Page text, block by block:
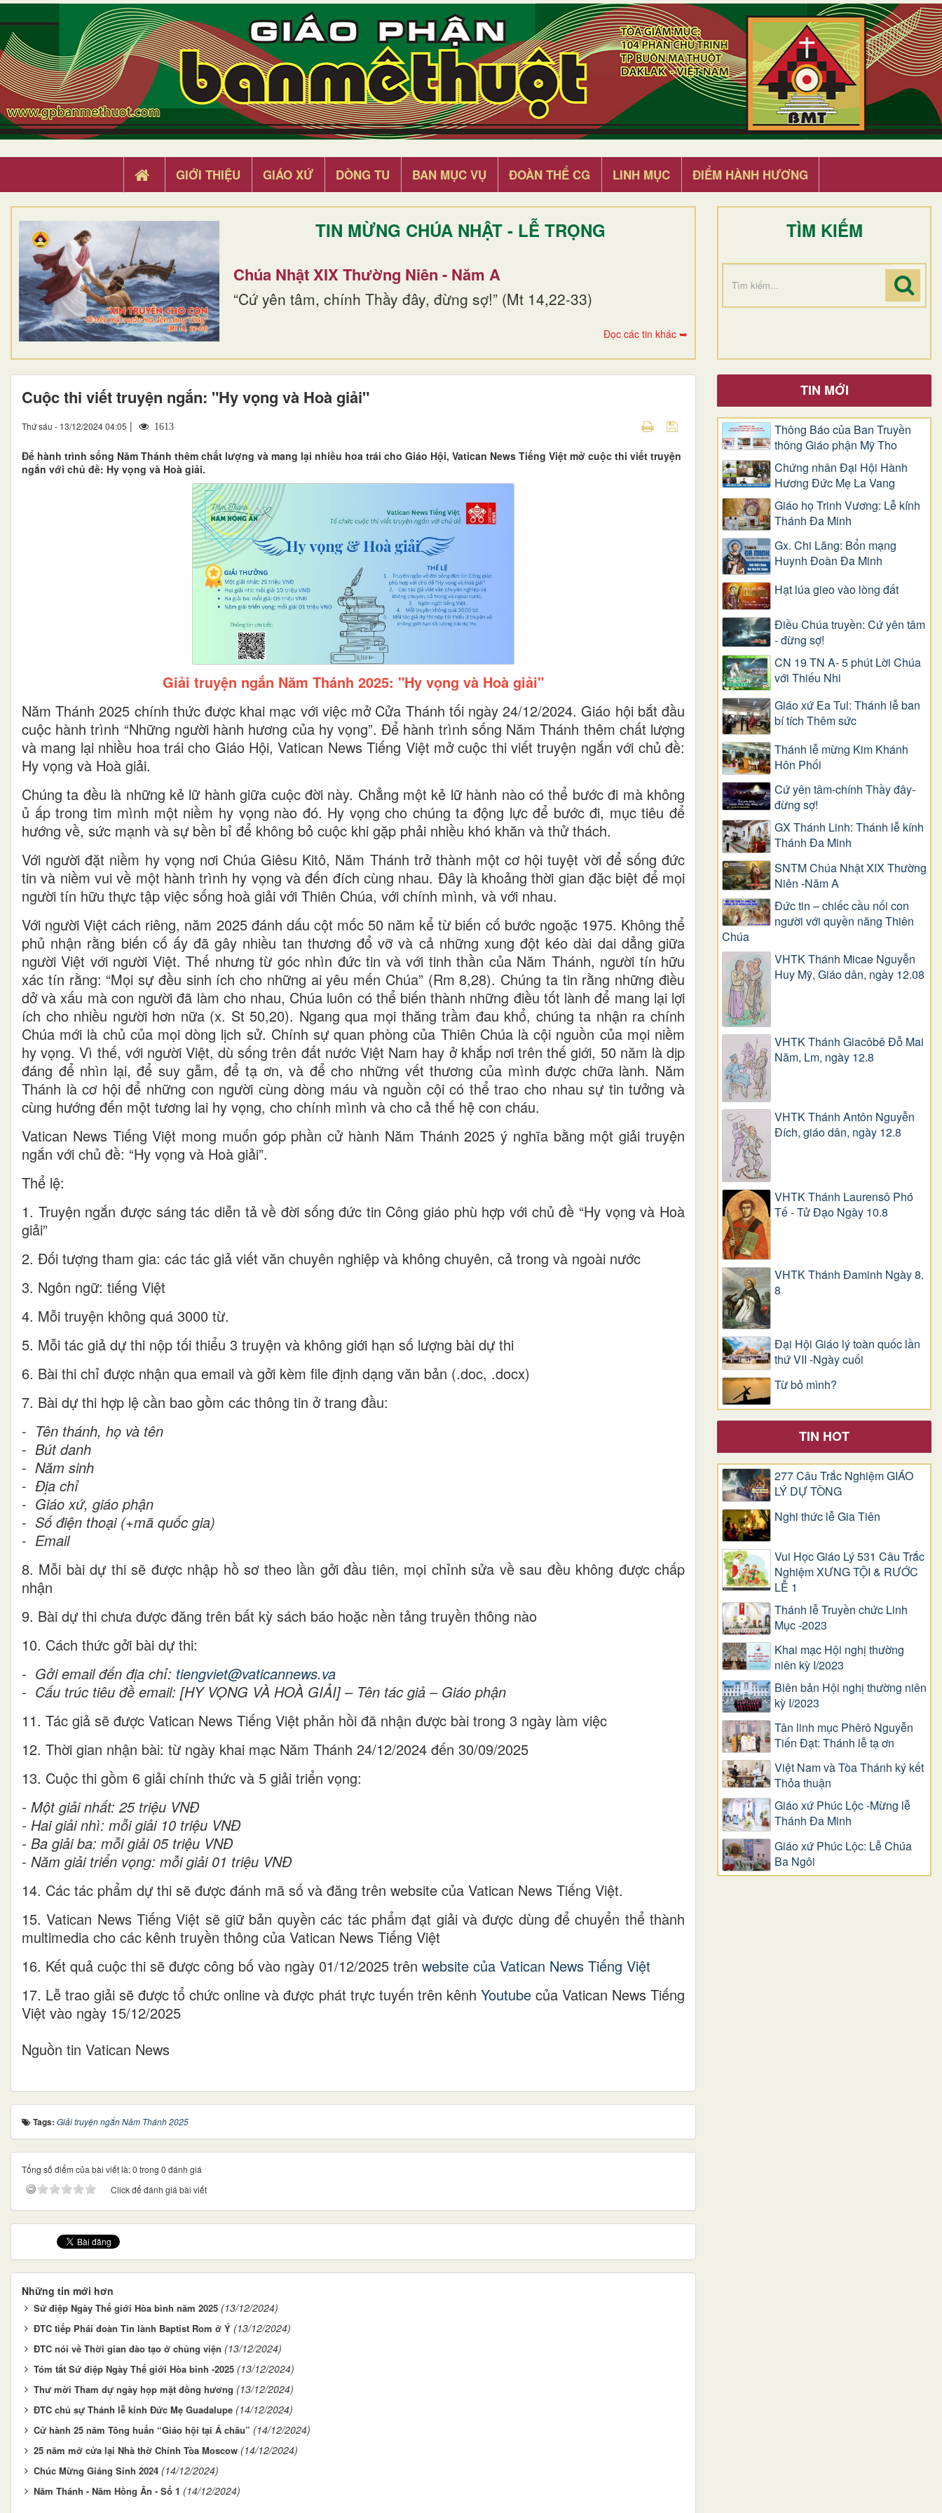
GIỚI THIỆU GIÁO XỨ DÒNG TU BAN MỤC VỤ ĐOÀN THỂ CG LINH MỤC ĐIỂM HÀNH HƯƠNG
TIN MỪNG CHÚA NHẬT - LỄ TRỌNG
Chúa Nhật XIX Thường Niên - Năm A
“Cứ yên tâm, chính Thầy đây, đừng sợ!” (Mt 14,22-33)
Đọc các tin khác ➥
TÌM KIẾM
Cuộc thi viết truyện ngắn: "Hy vọng và Hoà giải"
Thứ sáu - 13/12/2024 04:05 | 1613
Để hành trình sống Năm Thánh thêm chất lượng và mang lại nhiều hoa trái cho Giáo Hội, Vatican News Tiếng Việt mở cuộc thi viết truyện
ngắn với chủ đề: Hy vọng và Hoà giải.
Giải truyện ngắn Năm Thánh 2025: "Hy vọng và Hoà giải"
Năm Thánh 2025 chính thức được khai mạc với việc mở Cửa Thánh tối ngày 24/12/2024. Giáo hội bắt đầu
cuộc hành trình “Những người hành hương của hy vọng”. Để hành trình sống Năm Thánh thêm chất lượng
và mang lại nhiều hoa trái cho Giáo Hội, Vatican News Tiếng Việt mở cuộc thi viết truyện ngắn với chủ đề:
Hy vọng và Hoà giải.
Chúng ta đều là những kẻ lữ hành giữa cuộc đời này. Chẳng một kẻ lữ hành nào có thể bước đi mà không
ủ ấp trong tim mình một niềm hy vọng nào đó. Hy vọng cho chúng ta động lực để bước đi, mục tiêu để
hướng về, sức mạnh và sự bền bỉ để không bỏ cuộc khi gặp phải nhiều khó khăn và thử thách.
Với người đặt niềm hy vọng nơi Chúa Giêsu Kitô, Năm Thánh trở thành một cơ hội tuyệt vời để sống đức
tin và niềm vui về một hành trình hy vọng và đến đích cùng nhau. Đây là khoảng thời gian đặc biệt để mọi
người tín hữu thực tập việc sống hoà giải với Thiên Chúa, với chính mình, và với nhau.
Với người Việt cách riêng, năm 2025 đánh dấu cột mốc 50 năm kể từ biến cố bước ngoặc 1975. Không thể
phủ nhận rằng biến cố ấy đã gây nhiều tan thương đổ vỡ và cả những xung đột kéo dài dai dẳng giữa
người Việt với người Việt. Thế nhưng từ góc nhìn đức tin và với tinh thần của Năm Thánh, người tín hữu
xác tín rằng: “Mọi sự đều sinh ích cho những ai yêu mến Chúa” (Rm 8,28). Chúng ta tin rằng những điều
dở và xấu mà con người đã làm cho nhau, Chúa luôn có thể biến thành những điều tốt lành để mang lại lợi
ích cho nhiều người hơn nữa (x. St 50,20). Ngang qua mọi thăng trầm đau khổ, chúng ta nhận ra chính
Chúa mới là chủ của mọi dòng lịch sử. Chính sự quan phòng của Thiên Chúa là cội nguồn của mọi niềm
hy vọng. Vì thế, với người Việt, dù sống trên đất nước Việt Nam hay ở khắp nơi trên thế giới, 50 năm là dịp
đáng để nhìn lại, để suy gẫm, để tạ ơn, và để cho những vết thương của mình được chữa lành. Năm
Thánh là cơ hội để những con người cùng dòng máu và nguồn cội có thể trao cho nhau sự tin tưởng và
cùng hướng đến một tương lai hy vọng, cho chính mình và cho cả thế hệ con cháu.
Vatican News Tiếng Việt mong muốn góp phần cử hành Năm Thánh 2025 ý nghĩa bằng một giải truyện
ngắn với chủ đề: “Hy vọng và Hoà giải”.
Thể lệ:
1. Truyện ngắn được sáng tác diễn tả về đời sống đức tin Công giáo phù hợp với chủ đề “Hy vọng và Hoà
giải”
2. Đối tượng tham gia: các tác giả viết văn chuyên nghiệp và không chuyên, cả trong và ngoài nước
3. Ngôn ngữ: tiếng Việt
4. Mỗi truyện không quá 3000 từ.
5. Mỗi tác giả dự thi nộp tối thiểu 3 truyện và không giới hạn số lượng bài dự thi
6. Bài thi chỉ được nhận qua email và gởi kèm file định dạng văn bản (.doc, .docx)
7. Bài dự thi hợp lệ cần bao gồm các thông tin ở trang đầu:
- Tên thánh, họ và tên
- Bút danh
- Năm sinh
- Địa chỉ
- Giáo xứ, giáo phận
- Số điện thoại (+mã quốc gia)
- Email
8. Mỗi bài dự thi sẽ được nhập hồ sơ theo lần gởi đầu tiên, mọi chỉnh sửa về sau đều không được chấp
nhận
9. Bài dự thi chưa được đăng trên bất kỳ sách báo hoặc nền tảng truyền thông nào
10. Cách thức gởi bài dự thi:
- Gởi email đến địa chỉ: tiengviet@vaticannews.va
- Cấu trúc tiêu đề email: [HY VỌNG VÀ HOÀ GIẢI] – Tên tác giả – Giáo phận
11. Tác giả sẽ được Vatican News Tiếng Việt phản hồi đã nhận được bài trong 3 ngày làm việc
12. Thời gian nhận bài: từ ngày khai mạc Năm Thánh 24/12/2024 đến 30/09/2025
13. Cuộc thi gồm 6 giải chính thức và 5 giải triển vọng:
- Một giải nhất: 25 triệu VNĐ
- Hai giải nhì: mỗi giải 10 triệu VNĐ
- Ba giải ba: mỗi giải 05 triệu VNĐ
- Năm giải triển vọng: mỗi giải 01 triệu VNĐ
14. Các tác phẩm dự thi sẽ được đánh mã số và đăng trên website của Vatican News Tiếng Việt.
15. Vatican News Tiếng Việt sẽ giữ bản quyền các tác phẩm đạt giải và được dùng để chuyển thể thành
multimedia cho các kênh truyền thông của Vatican News Tiếng Việt
16. Kết quả cuộc thi sẽ được công bố vào ngày 01/12/2025 trên website của Vatican News Tiếng Việt
17. Lễ trao giải sẽ được tổ chức online và được phát trực tuyến trên kênh Youtubecủa Vatican News Tiếng
Việt vào ngày 15/12/2025
Nguồn tin Vatican News
Tags: Giải truyện ngắn Năm Thánh 2025
Tổng số điểm của bài viết là: 0 trong 0 đánh giá
Click để đánh giá bài viết
Những tin mới hơn
Sứ điệp Ngày Thế giới Hòa bình năm 2025 (13/12/2024)
ĐTC tiếp Phái đoàn Tin lành Baptist Rom ở Ý (13/12/2024)
ĐTC nói về Thời gian đào tạo ở chủng viện (13/12/2024)
Tóm tắt Sứ điệp Ngày Thế giới Hòa bình -2025 (13/12/2024)
Thư mời Tham dự ngày họp mặt đồng hương (13/12/2024)
ĐTC chủ sự Thánh lễ kính Đức Mẹ Guadalupe (14/12/2024)
Cử hành 25 năm Tông huấn “Giáo hội tại Á châu” (14/12/2024)
25 năm mở cửa lại Nhà thờ Chính Tòa Moscow (14/12/2024)
Chúc Mừng Giáng Sinh 2024 (14/12/2024)
Năm Thánh - Năm Hồng Ân - Số 1 (14/12/2024)
TIN MỚI
Thông Báo của Ban Truyền
thông Giáo phận Mỹ Tho
Chứng nhân Đại Hội Hành
Hương Đức Mẹ La Vang
Giáo họ Trinh Vương: Lễ kính
Thánh Đa Minh
Gx. Chi Lăng: Bổn mạng
Huynh Đoàn Đa Minh
Hạt lúa gieo vào lòng đất
Điều Chúa truyền: Cứ yên tâm
- đừng sợ!
CN 19 TN A- 5 phút Lời Chúa
với Thiếu Nhi
Giáo xứ Ea Tul: Thánh lễ ban
bí tích Thêm sức
Thánh lễ mừng Kim Khánh
Hôn Phối
Cứ yên tâm-chính Thầy đây-
đừng sợ!
GX Thánh Linh: Thánh lễ kính
Thánh Đa Minh
SNTM Chúa Nhật XIX Thường
Niên -Năm A
Đức tin – chiếc cầu nối con
người với quyền năng Thiên
Chúa
VHTK Thánh Micae Nguyễn
Huy Mỹ, Giáo dân, ngày 12.08
VHTK Thánh Giacôbê Ðỗ Mai
Năm, Lm, ngày 12.8
VHTK Thánh Antôn Nguyễn
Ðích, giáo dân, ngày 12.8
VHTK Thánh Laurensô Phó
Tế - Tử Đạo Ngày 10.8
VHTK Thánh Đaminh Ngày 8.
8
Đại Hội Giáo lý toàn quốc lần
thứ VII -Ngày cuối
Từ bỏ mình?
TIN HOT
277 Câu Trắc Nghiệm GIÁO
LÝ DỰ TÒNG
Nghi thức lễ Gia Tiên
Vui Học Giáo Lý 531 Câu Trắc
Nghiệm XƯNG TỘI & RƯỚC
LỄ 1
Thánh lễ Truyền chức Linh
Mục -2023
Khai mạc Hội nghị thường
niên kỳ I/2023
Biên bản Hội nghị thường niên
kỳ I/2023
Tân linh mục Phêrô Nguyễn
Tiến Đạt: Thánh lễ tạ ơn
Việt Nam và Tòa Thánh ký kết
Thỏa thuận
Giáo xứ Phúc Lộc -Mừng lễ
Thánh Đa Minh
Giáo xứ Phúc Lộc: Lễ Chúa
Ba Ngôi